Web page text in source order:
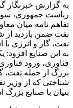
به گزارش خبرنگار
ریاست جمهوری،
تفاهم نامه میان
نفت ضمن بازدید از
نفت، گاز و انرژی
به این صنایع
فناوری، ورود
بزرگ از جمله نفت،
شناختی که از وزیر
بنیان با صنایع